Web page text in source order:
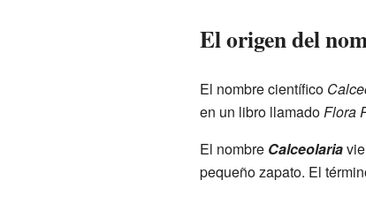
El origen del
El nombre científico
en un libro llamadoFlora
El nombre Calceolaria
pequeño zapato. El